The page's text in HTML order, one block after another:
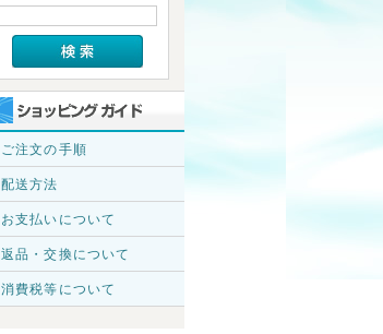
ご注文の手順
配送方法
お支払いについて
返品・交換について
消費税等について